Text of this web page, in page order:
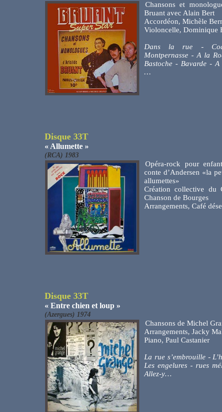
Chansons et
Bruant avec Alain Bert
Accordéon, Michèle
Violoncelle, Dominique
Dans la rue -
Montpernasse - A la
Bastoche - Bavarde - A
…
Disque 33T
« Allumette »
(RCA) 1983
Opéra-rock pour
conte d’Andersen «la
allumettes»
Création collective du
Chanson de Bourges
Arrangements, Café
Disque 33T
« Entre chien et loup »
(Azergues) 1974
Chansons de Michel
Arrangements, Jacky
Piano, Paul Castanier
La rue s’embrouille -
Les engelures - rues
Allez-y…